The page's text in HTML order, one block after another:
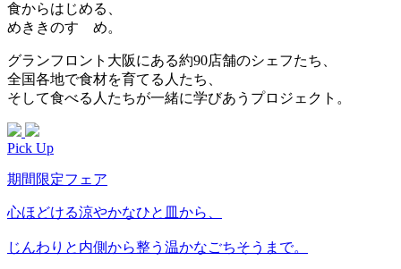
食からはじめる、
めききのすゝめ。
グランフロント大阪にある約90店舗のシェフたち、
全国各地で食材を育てる人たち、
そして食べる人たちが一緒に学びあうプロジェクト。
Pick Up
期間限定フェア
心ほどける涼やかなひと皿から、
じんわりと内側から整う温かなごちそうまで。